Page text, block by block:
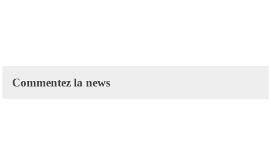
Commentez la news